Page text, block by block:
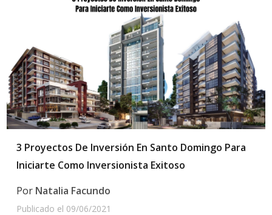
3 Proyectos De Inversión En Santo Domingo Para
Iniciarte Como Inversionista Exitoso
Por Natalia Facundo
Publicado el 09/06/2021